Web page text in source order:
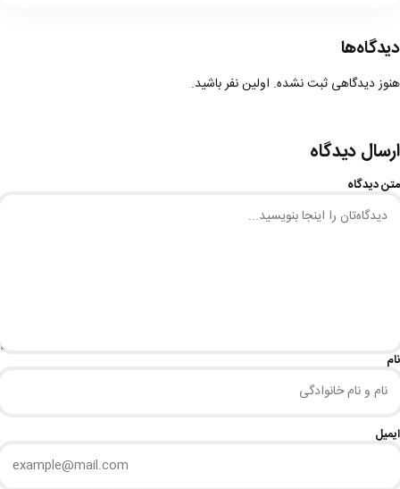
دیدگاه‌ها
هنوز دیدگاهی ثبت نشده. اولین نفر باشید.
ارسال دیدگاه
متن دیدگاه
نام
ایمیل